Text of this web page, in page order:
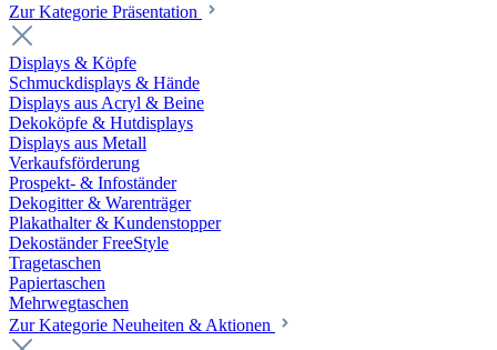
Zur Kategorie Präsentation
Displays & Köpfe
Schmuckdisplays & Hände
Displays aus Acryl & Beine
Dekoköpfe & Hutdisplays
Displays aus Metall
Verkaufsförderung
Prospekt- & Infoständer
Dekogitter & Warenträger
Plakathalter & Kundenstopper
Dekoständer FreeStyle
Tragetaschen
Papiertaschen
Mehrwegtaschen
Zur Kategorie Neuheiten & Aktionen